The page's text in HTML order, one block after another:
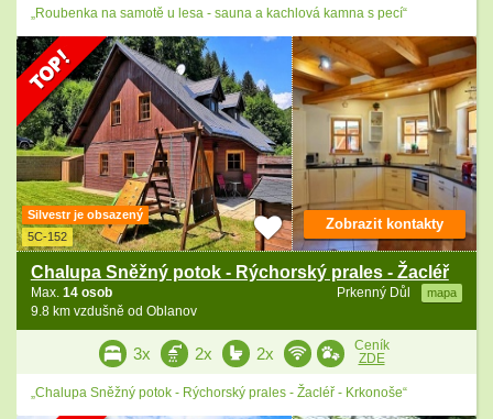
„Roubenka na samotě u lesa - sauna a kachlová kamna s pecí“
Silvestr je obsazený
5C-152
Chalupa Sněžný potok - Rýchorský prales - Žacléř
Prkenný Důl mapa
Max. 14 osob
9.8 km vzdušně od Oblanov
Zobrazit kontakty
3x 2x 2x
Ceník
ZDE
„Chalupa Sněžný potok - Rýchorský prales - Žacléř - Krkonoše“